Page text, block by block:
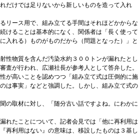
だけでは足りないから新しいものを造って入れ
リース用で、組み立てる手間はそれほどかからな
けることは基本的になく、関係者は「長く使って
入れる）ものがものだから（問題となった）」と
性物質を含んだ汚染水約３００トンが漏れたとし
が行われ、広瀬社長が参考人として答弁した。
が高いことを認めつつ「組み立て式は圧倒的に施
は事実」などと強調した。しかし、組み立て式の
の取材に対し、「随分古い話ですよね。にわかに
れたことについて、記者会見では「他に再利用は
再利用はない』の意味は、移設したものは３基し